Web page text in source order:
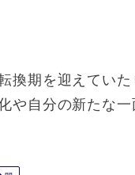
換期を迎えてい
や自分の新たな